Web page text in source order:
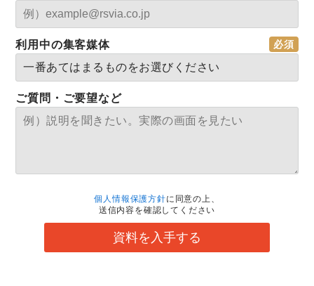
利用中の集客媒体
ご質問・ご要望など
個人情報保護方針に同意の上、
送信内容を確認してください
資料を入手する